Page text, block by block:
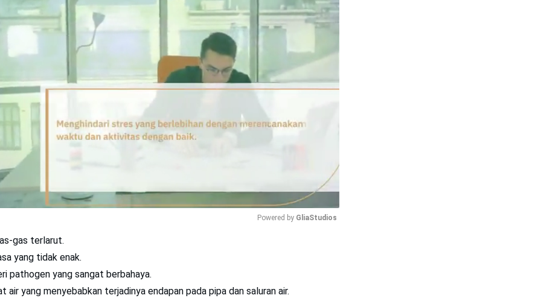
Powered by GliaStudios
gas terlarut.
yang tidak enak.
pathogen yang sangat berbahaya.
air yang menyebabkan terjadinya endapan pada pipa dan saluran air.